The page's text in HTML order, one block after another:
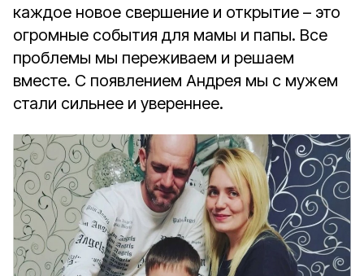
каждое новое свершение и открытие – это
огромные события для мамы и папы. Все
проблемы мы переживаем и решаем
вместе. С появлением Андрея мы с мужем
стали сильнее и увереннее.